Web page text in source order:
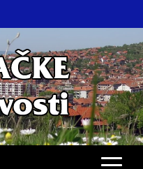
ЕКОНОМИЈА,
ИМЕНИК,